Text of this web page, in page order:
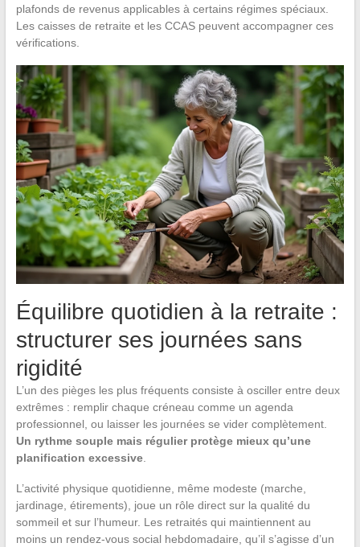
plafonds de revenus applicables à certains régimes spéciaux.
Les caisses de retraite et les CCAS peuvent accompagner ces
vérifications.
Équilibre quotidien à la retraite :
structurer ses journées sans
rigidité
L’un des pièges les plus fréquents consiste à osciller entre deux
extrêmes : remplir chaque créneau comme un agenda
professionnel, ou laisser les journées se vider complètement.
Un rythme souple mais régulier protège mieux qu’une
planification excessive.
L’activité physique quotidienne, même modeste (marche,
jardinage, étirements), joue un rôle direct sur la qualité du
sommeil et sur l’humeur. Les retraités qui maintiennent au
moins un rendez-vous social hebdomadaire, qu’il s’agisse d’un